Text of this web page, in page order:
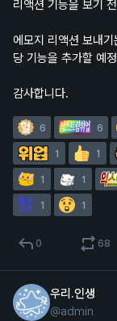
리액션 기능을 보기
에모지 리액션 보내기
당 기능을 추가할 예
감사합니다.
6 6
1 1
1 1
1 1
0 68
우리.인생
@admin